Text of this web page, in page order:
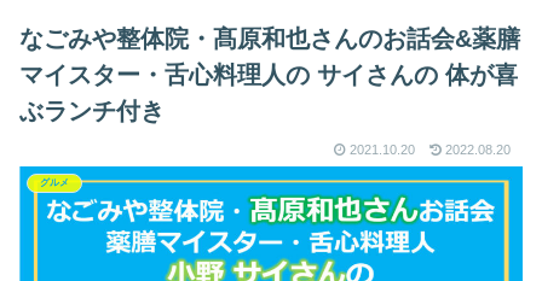
なごみや整体院・髙原和也さんのお話会&薬膳
マイスター・舌心料理人の サイさんの 体が喜
ぶランチ付き
2021.10.20 2022.08.20
グルメ